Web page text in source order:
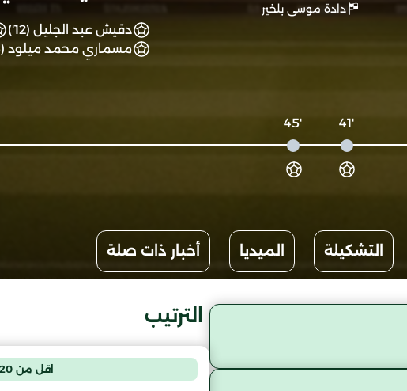
دادة موسى بلخير
دقيش عبد الجليل (12')
مسماري محمد ميلود (45'+30)
'41
'45
التشكيلة الميديا أخبار ذات صلة
الترتيب
اقل من 20 سنة-ب